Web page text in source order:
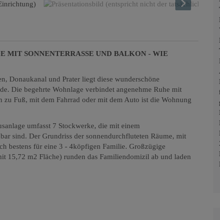
MIT SONNENTERRASSE UND BALKON - WIE
Donaukanal und Prater liegt diese wunderschöne
Die begehrte Wohnlage verbindet angenehme Ruhe mit
Fuß, mit dem Fahrrad oder mit dem Auto ist die Wohnung
umfasst 7 Stockwerke, die mit einem
sind. Der Grundriss der sonnendurchfluteten Räume, mit
bestens für eine 3 - 4köpfigen Familie. Großzügige
15,72 m2 Fläche) runden das Familiendomizil ab und laden